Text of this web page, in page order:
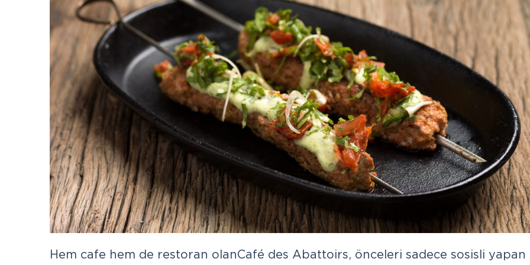
Hem cafe hem de restoran olan Café des Abattoirs, önceleri sadece sosisli